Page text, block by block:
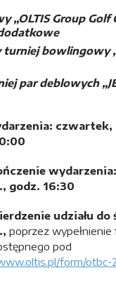
„OLTIS Group Golf
bowlingowy
par deblowych
czwartek,
wydarzenia:
godz. 16:30
udziału do
poprzez wypełnienie
pod
form/otbc-